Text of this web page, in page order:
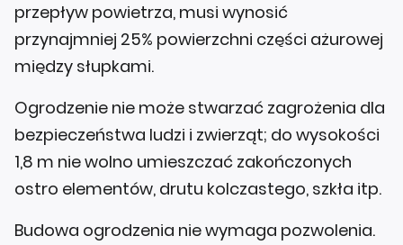
przepływ powietrza, musi wynosić
przynajmniej 25% powierzchni części ażurowej
między słupkami.
Ogrodzenie nie może stwarzać zagrożenia dla
bezpieczeństwa ludzi i zwierząt; do wysokości
1,8 m nie wolno umieszczać zakończonych
ostro elementów, drutu kolczastego, szkła itp.
Budowa ogrodzenia nie wymaga pozwolenia.